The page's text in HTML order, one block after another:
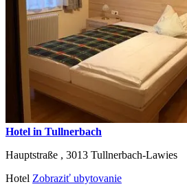
Hotel in Tullnerbach
Hauptstraße , 3013 Tullnerbach-Lawies
Hotel Zobraziť ubytovanie